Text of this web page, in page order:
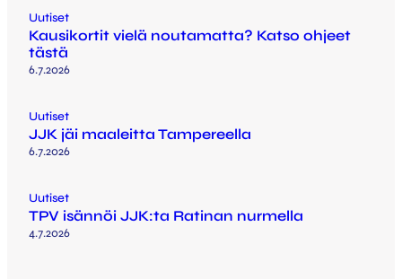
Uutiset
Kausikortit vielä noutamatta? Katso ohjeet
tästä
6.7.2026
Uutiset
JJK jäi maaleitta Tampereella
6.7.2026
Uutiset
TPV isännöi JJK:ta Ratinan nurmella
4.7.2026